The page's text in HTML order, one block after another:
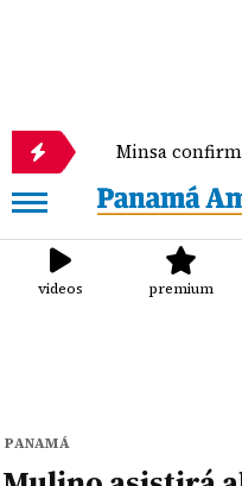
Minsa confirma cuatro
videos premium
PANAMÁ